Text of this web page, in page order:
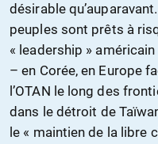
désirable
peuples sont prêts à
« leadership »
– en Corée, en Europe
l’OTAN le long des
dans le détroit de
le « maintien de la libre